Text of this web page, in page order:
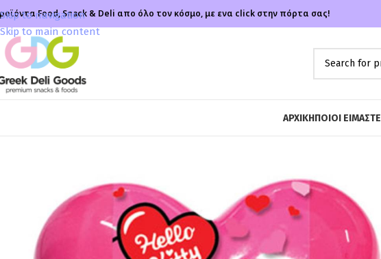
Skip to navigation
Skip to main content
Food, Snack & Deli απο όλο τον κόσμο, με ενα click στην πόρτα σας!
ΑΡΧΙΚΗΠΟΙΟΙ ΕΙΜΑΣΤΕ